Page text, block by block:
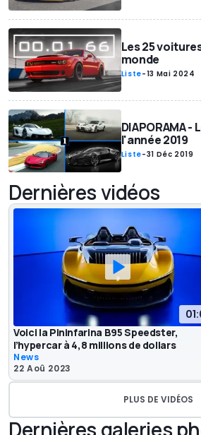
Les 25
monde
Liste-13 Mai 2024
DIAPORAMA -
l'année 2019
Liste-31 Déc 2019
Dernières vidéos
Voici la Pininfarina B95 Speedster,
l’hypercar à 4,8 millions de dollars
News
22 Aoû 2023
PLUS DE VIDÉOS
Dernières galeries